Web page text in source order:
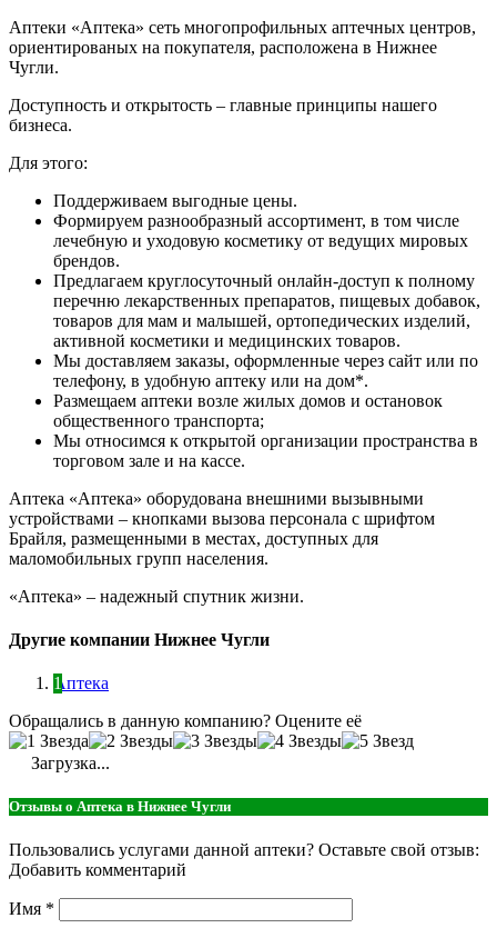
Аптеки «Аптека» сеть многопрофильных аптечных центров,
ориентированых на покупателя, расположена в Нижнее
Чугли.
Доступность и открытость – главные принципы нашего
бизнеса.
Для этого:
Поддерживаем выгодные цены.
Формируем разнообразный ассортимент, в том числе
лечебную и уходовую косметику от ведущих мировых
брендов.
Предлагаем круглосуточный онлайн-доступ к полному
перечню лекарственных препаратов, пищевых добавок,
товаров для мам и малышей, ортопедических изделий,
активной косметики и медицинских товаров.
Мы доставляем заказы, оформленные через сайт или по
телефону, в удобную аптеку или на дом*.
Размещаем аптеки возле жилых домов и остановок
общественного транспорта;
Мы относимся к открытой организации пространства в
торговом зале и на кассе.
Аптека «Аптека» оборудована внешними вызывными
устройствами – кнопками вызова персонала с шрифтом
Брайля, размещенными в местах, доступных для
маломобильных групп населения.
«Аптека» – надежный спутник жизни.
Другие компании Нижнее Чугли
Аптека
Обращались в данную компанию? Оцените её
Загрузка...
Отзывы о Аптека в Нижнее Чугли
Пользовались услугами данной аптеки? Оставьте свой отзыв:
Добавить комментарий
Имя *